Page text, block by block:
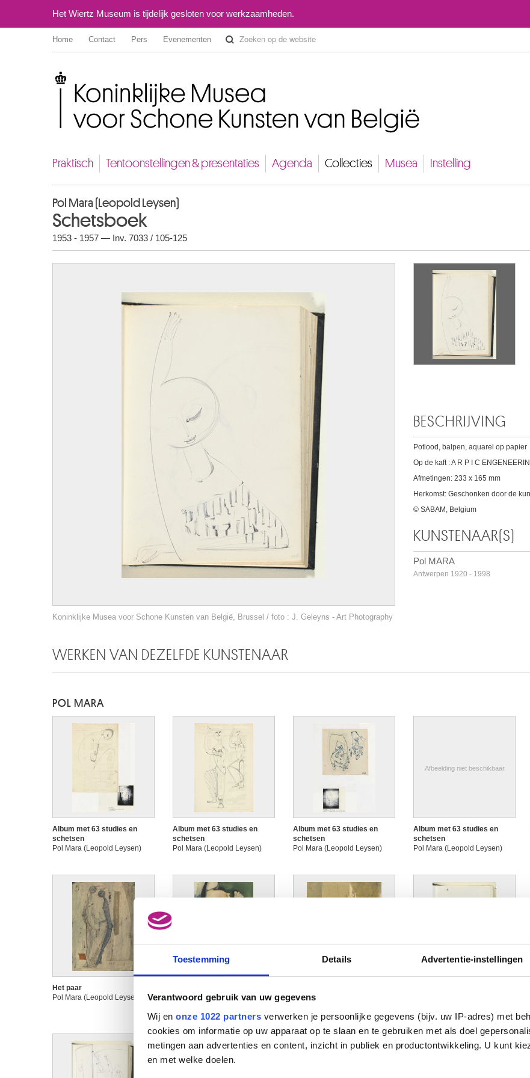
Toestemming Details Advertentie-instellingen
Verantwoord gebruik van uw gegevens
Wij en onze 1022 partners verwerken je persoonlijke gegevens (bijv. uw IP-adres) met
cookies om informatie op uw apparaat op te slaan en te gebruiken met als doel
metingen aan advertenties en content, inzicht in publiek en productontwikkeling. U kunt
en met welke doelen.
Het Wiertz Museum is tijdelijk gesloten voor werkzaamheden.
Home Contact Pers Evenementen
Praktisch Tentoonstellingen & presentaties Agenda Collecties Musea Instelling
Pol Mara (Leopold Leysen)
Schetsboek
1953 - 1957 — Inv. 7033 / 105-125
Koninklijke Musea voor Schone Kunsten van België, Brussel / foto : J. Geleyns - Art Photography
BESCHRIJVING
Potlood, balpen, aquarel op papier
Op de kaft : A R P I C
Afmetingen: 233 x 165 mm
Herkomst: Geschonken door de
© SABAM, Belgium
KUNSTENAAR(S)
Pol MARA
Antwerpen 1920 - 1998
WERKEN VAN DEZELFDE KUNSTENAAR
POL MARA
Album met 63 studies en
schetsen
Pol Mara (Leopold Leysen)
Album met 63 studies en
schetsen
Pol Mara (Leopold Leysen)
Album met 63 studies en
schetsen
Pol Mara (Leopold Leysen)
Afbeelding niet beschikbaar
Album met 63 studies en
schetsen
Pol Mara (Leopold Leysen)
Het paar
Pol Mara (Leopold Leysen)
Pol Mara (Leopold Leysen)
Pol Mara (Leopold Leysen)